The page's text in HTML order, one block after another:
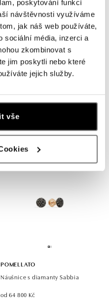
poskytování funkcí
návštěvnosti využíváme
jak náš web používáte,
sociální média, inzerci a
zkombinovat s
jim poskytli nebo které
jejich služby.
vše
POMELLATO
Prsten s diamanty Iconica
od 197 100 Kč
POMELLATO
Náušnice s diamanty Sabbia
od 64 800 Kč